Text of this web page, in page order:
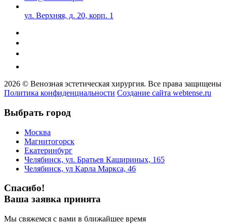
ул. Верхняя, д. 20, корп. 1
2026 © Венозная эстетическая хирургия. Все права защищены
Политика конфиденциальности Создание сайта webtense.ru
Выбрать город
Москва
Магнитогорск
Екатеринбург
Челябинск, ул. Братьев Кашириных, 165
Челябинск, ул Карла Маркса, 46
Спасибо!
Ваша заявка принята
Мы свяжемся с вами в ближайшее время